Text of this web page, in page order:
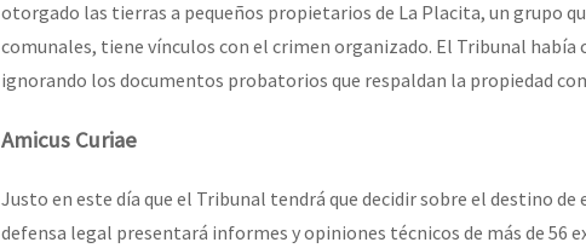
[25 abr – CDMX] Tokín por el CNI: 30 años de Resistencia y Rebeldía
otorgado las tierras a pequeños propietarios de La Placita, un grupo
comunales, tiene vínculos con el crimen organizado. El Tribunal
ignorando los documentos probatorios que respaldan la propiedad
Amicus Curiae
Justo en este día que el Tribunal tendrá que decidir sobre el destino
defensa legal presentará informes y opiniones técnicos de más de 56